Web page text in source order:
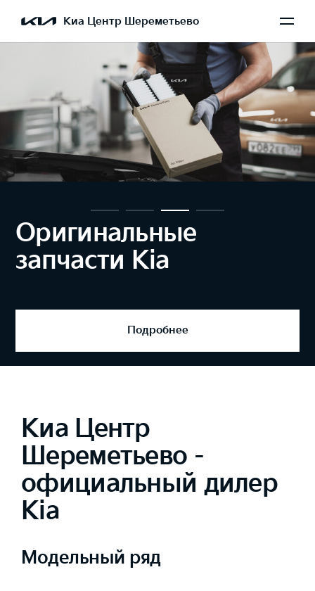
Киа Центр Шереметьево
Оригинальные
запчасти Kia
Подробнее
Киа Центр
Шереметьево -
официальный дилер
Kia
Модельный ряд